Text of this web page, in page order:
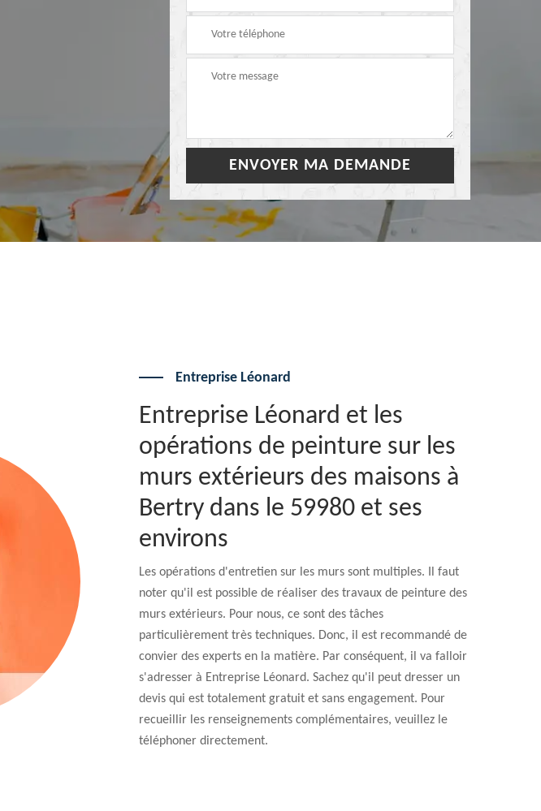
Entreprise Léonard
Entreprise Léonard et les
opérations de peinture sur les
murs extérieurs des maisons à
Bertry dans le 59980 et ses
environs
Les opérations d'entretien sur les murs sont multiples. Il faut
noter qu'il est possible de réaliser des travaux de peinture des
murs extérieurs. Pour nous, ce sont des tâches
particulièrement très techniques. Donc, il est recommandé de
convier des experts en la matière. Par conséquent, il va falloir
s'adresser à Entreprise Léonard. Sachez qu'il peut dresser un
devis qui est totalement gratuit et sans engagement. Pour
recueillir les renseignements complémentaires, veuillez le
téléphoner directement.